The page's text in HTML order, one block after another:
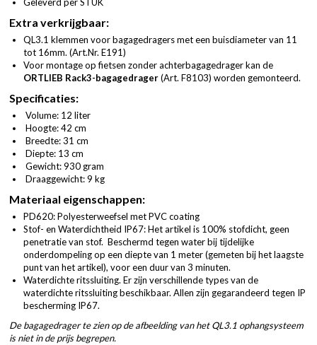
Extra verkrijgbaar:
QL3.1 klemmen voor bagagedragers met een buisdiameter van 11
tot 16mm. (Art.Nr. E191)
Voor montage op fietsen zonder achterbagagedrager kan de
ORTLIEB Rack3-bagagedrager(Art. F8103) worden gemonteerd.
Specificaties:
Volume: 12 liter
Hoogte: 42 cm
Breedte: 31 cm
Diepte: 13 cm
Gewicht: 930 gram
Draaggewicht: 9 kg
Materiaal eigenschappen:
PD620: Polyesterweefsel met PVC coating
Stof- en Waterdichtheid IP67: Het artikel is 100% stofdicht, geen
penetratie van stof. Beschermd tegen water bij tijdelijke
onderdompeling op een diepte van 1 meter (gemeten bij het laagste
punt van het artikel), voor een duur van 3 minuten.
Waterdichte ritssluiting. Er zijn verschillende types van de
waterdichte ritssluiting beschikbaar. Allen zijn gegarandeerd tegen IP
bescherming IP67.
De bagagedrager te zien op de afbeelding van het QL3.1 ophangsysteem
is niet in de prijs begrepen.